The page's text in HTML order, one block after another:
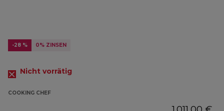
-28 % 0% ZINSEN
Nicht vorrätig
COOKING CHEF